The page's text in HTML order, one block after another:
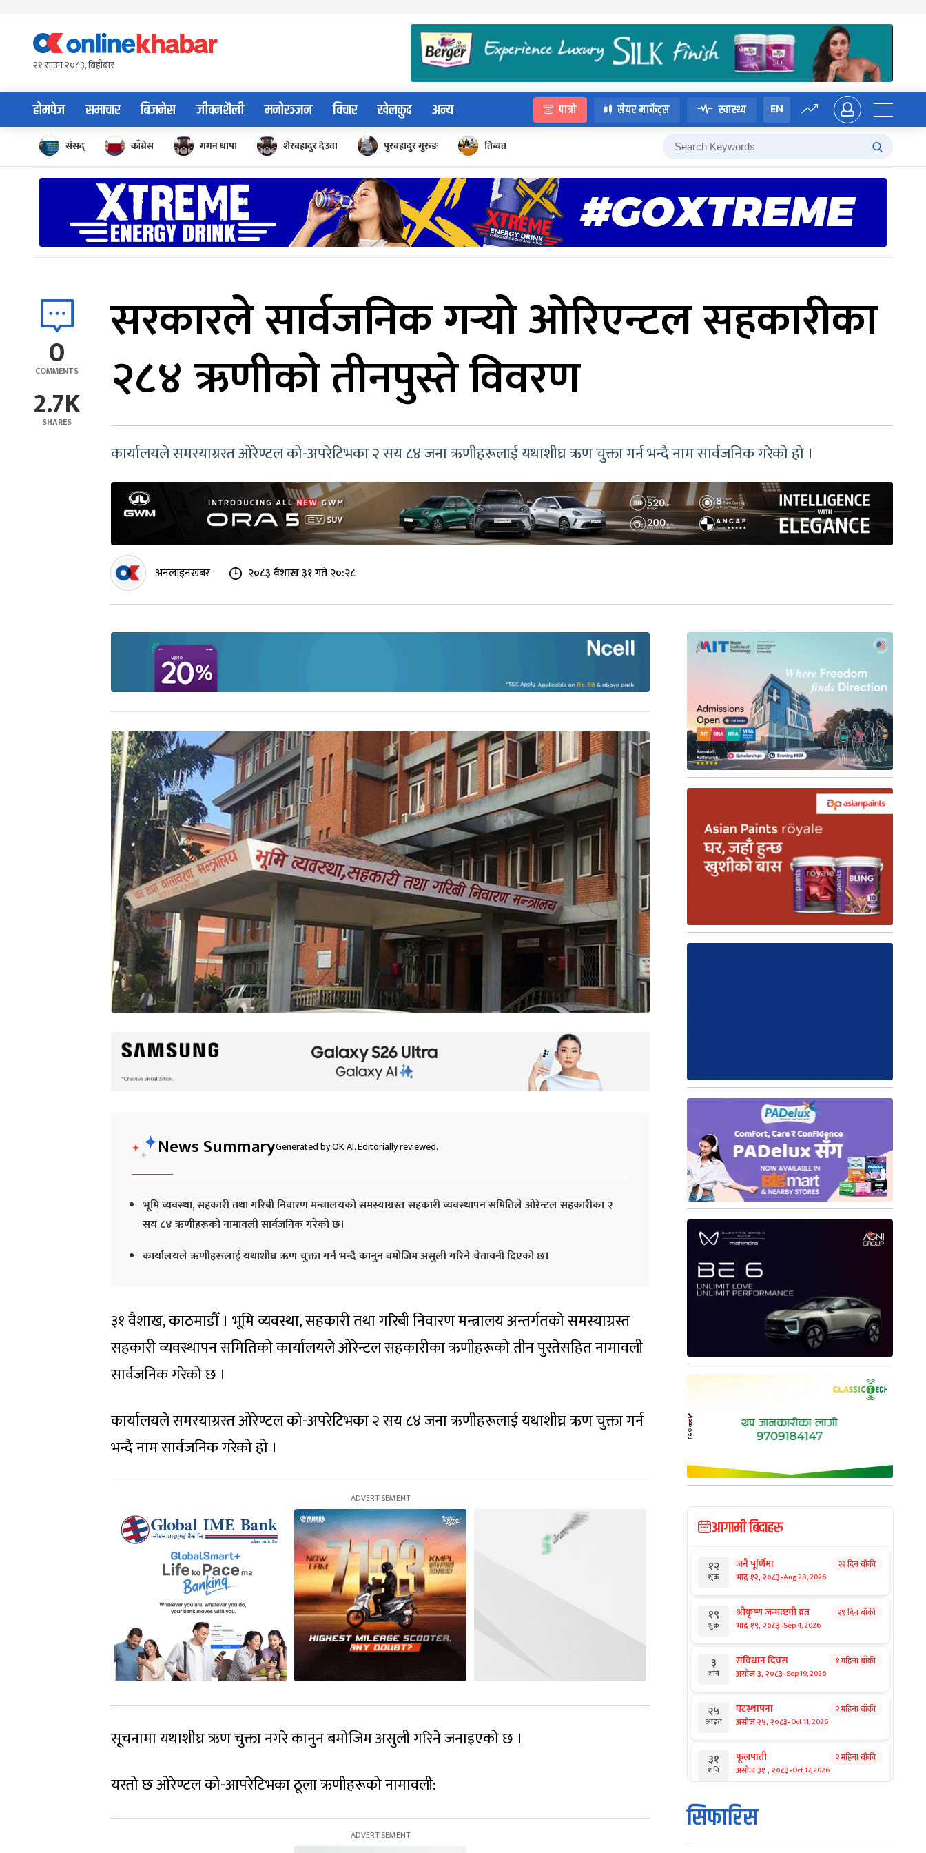
content२१ साउन २०८३, बिहीबार
होमपेज समाचार बिजनेस जीवनशैली मनोरञ्जन विचार खेलकुद अन्य पात्रो सेयर मार्केट्स स्वास्थ्य EN
संसद् काँग्रेस गगन थापा शेरबहादुर देउवा पुरबहादुर गुरुङ तिब्बत
0
COMMENTS
2.7K
SHARES
सरकारले सार्वजनिक गर्‍यो ओरिएन्टल सहकारीका
२८४ ऋणीको तीनपुस्ते विवरण
कार्यालयले समस्याग्रस्त ओरेण्टल को-अपरेटिभका २ सय ८४ जना ऋणीहरूलाई यथाशीघ्र ऋण चुक्ता गर्न भन्दै नाम सार्वजनिक गरेको हो ।
अनलाइनखबर २०८३ वैशाख ३१ गते २०:२८
News SummaryGenerated by OK AI. Editorially reviewed.
भूमि व्यवस्था, सहकारी तथा गरिबी निवारण मन्त्रालयको समस्याग्रस्त सहकारी व्यवस्थापन समितिले ओरेन्टल सहकारीका २
सय ८४ ऋणीहरूको नामावली सार्वजनिक गरेको छ।
कार्यालयले ऋणीहरूलाई यथाशीघ्र ऋण चुक्ता गर्न भन्दै कानुन बमोजिम असुली गरिने चेतावनी दिएको छ।
३१ वैशाख, काठमाडौँ । भूमि व्यवस्था, सहकारी तथा गरिबी निवारण मन्त्रालय अन्तर्गतको समस्याग्रस्त
सहकारी व्यवस्थापन समितिको कार्यालयले ओरेन्टल सहकारीका ऋणीहरूको तीन पुस्तेसहित नामावली
सार्वजनिक गरेको छ ।
कार्यालयले समस्याग्रस्त ओरेण्टल को-अपरेटिभका २ सय ८४ जना ऋणीहरूलाई यथाशीघ्र ऋण चुक्ता गर्न
भन्दै नाम सार्वजनिक गरेको हो ।
सूचनामा यथाशीघ्र ऋण चुक्ता नगरे कानुन बमोजिम असुली गरिने जनाइएको छ ।
यस्तो छ ओरेण्टल को-आपरेटिभका ठूला ऋणीहरूको नामावली:
आगामी बिदाहरु
१२
शुक्र
जनै पूर्णिमा
भाद्र १२, २०८३-Aug 28, 2026
२२ दिन बाँकी
१९
शुक्र
श्रीकृष्ण जन्माष्टमी व्रत
भाद्र १९, २०८३-Sep 4, 2026
२९ दिन बाँकी
३
शनि
संविधान दिवस
असोज ३, २०८३-Sep 19, 2026
१ महिना बाँकी
२५
आइत
घटस्थापना
असोज २५, २०८३-Oct 11, 2026
२ महिना बाँकी
३१
शनि
फूलपाती
असोज ३१ , २०८३-Oct 17, 2026
२ महिना बाँकी
१
आइत
कार्तिक सङ्क्रान्ति
कार्तिक १, २०८३
सिफारिस